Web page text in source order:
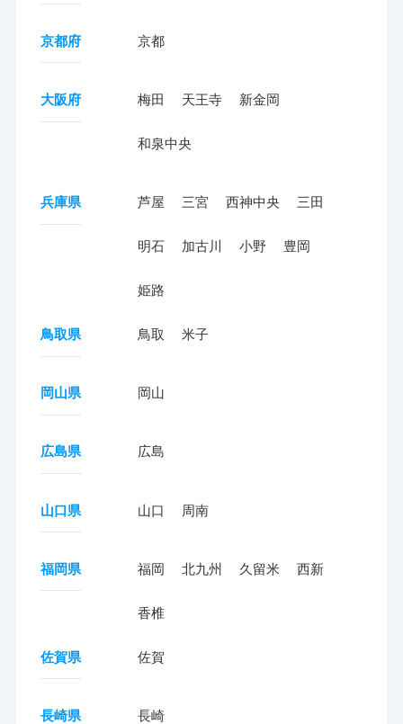
京都府 京都
大阪府 梅田 天王寺 新金岡
和泉中央
兵庫県 芦屋 三宮 西神中央 三田
明石 加古川 小野 豊岡
姫路
鳥取県 鳥取 米子
岡山県 岡山
広島県 広島
山口県 山口 周南
福岡県 福岡 北九州 久留米 西新
香椎
佐賀県 佐賀
長崎県 長崎